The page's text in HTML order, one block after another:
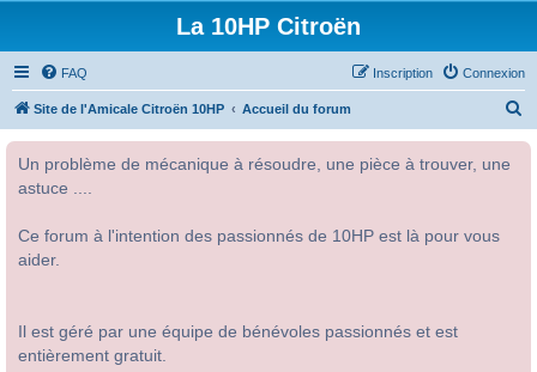
La 10HP Citroën
FAQ Connexion
Inscription
Site de l'Amicale Citroën 10HP Accueil du forum
Un problème de mécanique à résoudre, une pièce à trouver, une
astuce ....
Ce forum à l'intention des passionnés de 10HP est là pour vous
aider.
Il est géré par une équipe de bénévoles passionnés et est
entièrement gratuit.